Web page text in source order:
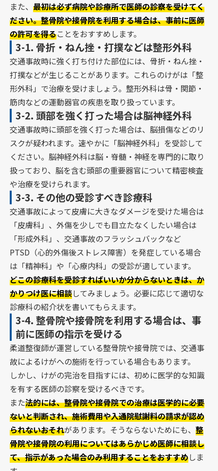
また、最初は必ず病院や診療所で医師の診察を受けてく
ださい。整骨院や接骨院を利用する場合は、事前に医師
の許可を得ることをおすすめします。
3-1. 骨折・ねん挫・打撲などは整形外科
交通事故時に強く打ち付けた部位には、骨折・ねん挫・
打撲などが生じることがあります。これらのけがは「整
形外科」で治療を受けましょう。整形外科は骨・関節・
筋肉などの運動器官の疾患を取り扱っています。
3-2. 頭部を強く打った場合は脳神経外科
交通事故時に頭部を強く打った場合は、脳損傷などのリ
スクが疑われます。速やかに「脳神経外科」を受診して
ください。脳神経外科は脳・脊髄・神経を専門的に取り
扱っており、脳を含む頭部の重要器官について精密検査
や治療を受けられます。
3-3. その他の受診すべき診療科
交通事故によって皮膚に大きなダメージを受けた場合は
「皮膚科」、外傷を少しでも目立たなくしたい場合は
「形成外科」、交通事故のフラッシュバックなど
PTSD（心的外傷後ストレス障害）を発症している場合
は「精神科」や「心療内科」の受診が適しています。
どこの診療科を受診すればいいか分からないときは、か
かりつけ医に相談してみましょう。必要に応じて適切な
診療科の紹介状を書いてもらえます。
3-4. 整骨院や接骨院を利用する場合は、事
前に医師の指示を受ける
柔道整復師が運営している整骨院や接骨院では、交通事
故によるけがへの施術を行っている場合もあります。
しかし、けがの完治を目指すには、初めに医学的な知識
を有する医師の診察を受けるべきです。
また法的には、整骨院や接骨院での治療は医学的に必要
ないと判断され、施術費用や入通院慰謝料の請求が認め
られないおそれがあります。そうならないためにも、整
骨院や接骨院の利用についてはあらかじめ医師に相談し
て、指示があった場合のみ利用することをおすすめしま